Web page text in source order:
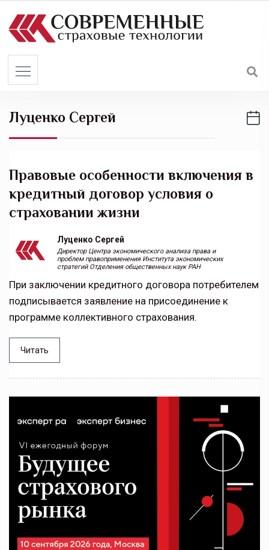
Луценко Сергей
Правовые особенности включения в
кредитный договор условия о
страховании жизни
Луценко Сергей
Директор Центра экономического анализа права и
проблем правоприменения Института экономических
стратегий Отделения общественных наук РАН
При заключении кредитного договора потребителем
подписывается заявление на присоединение к
программе коллективного страхования.
Читать